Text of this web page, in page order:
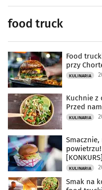
food truck
Food
przy
KULINARIA
Kuchnie z
Przed
KULINARIA
[KONKURS]
KULINARIA
Smak na